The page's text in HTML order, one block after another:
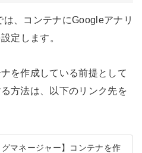
、コンテナにGoogleアナリ
定します。
を作成している前提として
方法は、以下のリンク先を
グマネージャー】コンテナを作